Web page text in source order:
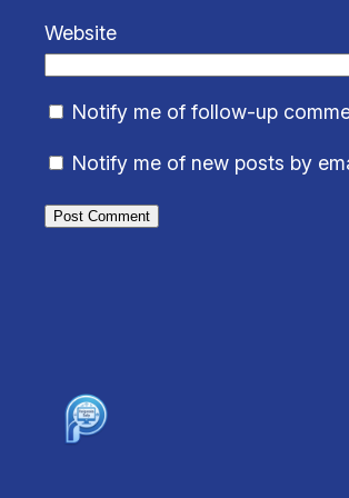
Website
Notify me of follow-up
Notify me of new posts by